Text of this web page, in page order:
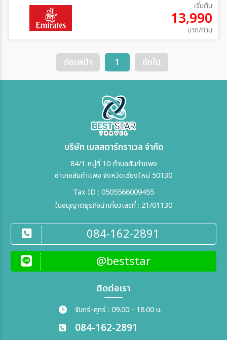
เริ่มต้น
13,990
บาท/ท่าน
ก่อนหน้า 1 ถัดไป
บริษัท เบสสตาร์ทราเวล จำกัด
84/1 หมู่ที่ 10 ตำบลสันกำแพง
อำเภอสันกำแพง จังหวัดเชียงใหม่ 50130
Tax ID : 0505566009455
ใบอนุญาตธุรกิจนำเที่ยวเลขที่ : 21/01130
084-162-2891
@beststar
ติดต่อเรา
จันทร์-ศุกร์ : 09.00 - 18.00 น.
084-162-2891